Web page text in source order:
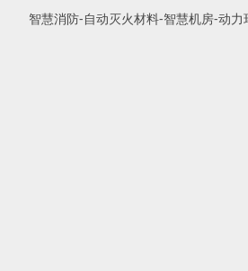
智慧消防-自动灭火材料-智慧机房-动